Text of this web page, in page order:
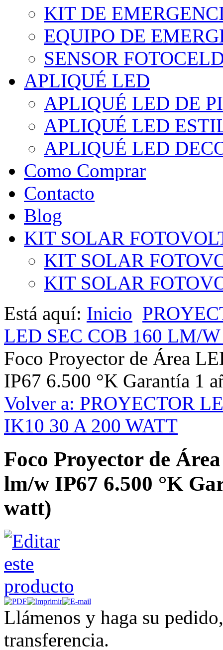
KIT DE
EQUIPO DE
SENSOR
APLIQUÉ LED
APLIQUÉ LED DE
APLIQUÉ LED
APLIQUÉ LED
Como Comprar
Contacto
Blog
KIT SOLAR
KIT SOLAR
KIT SOLAR
Está aquí: Inicio
LED SEC COB 160 LM/
Foco Proyector de Área
IP67 6.500 °K Garantía 1
Volver a: PROYECTOR
IK10 30 A 200 WATT
Foco Proyector de
lm/w IP67 6.500 °K
watt)
Llámenos y haga su
transferencia.